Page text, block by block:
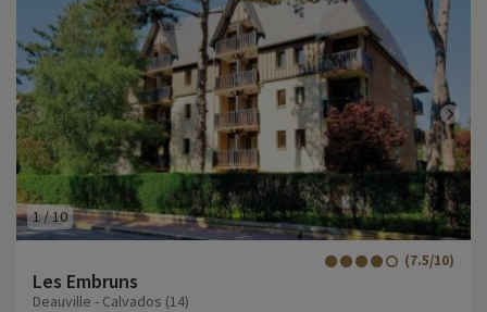
1/10
Les Embruns
(7.5/10)
Deauville - Calvados (14)